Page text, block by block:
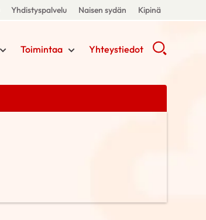
Yhdistyspalvelu Naisen sydän Kipinä
Toimintaa Yhteystiedot